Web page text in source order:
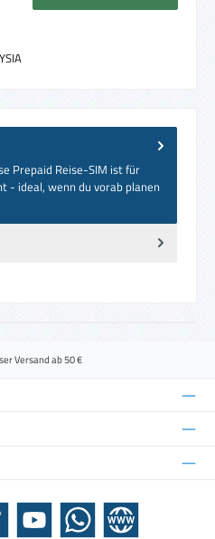
Prepaid Reise-SIM ist für
- ideal, wenn du vorab planen
Versand ab 50 €
YouTube WhatsApp Website